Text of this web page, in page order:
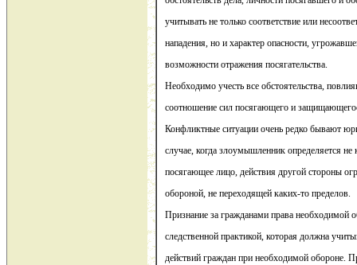
учитывать не только соответствие или
нападения, но и характер опасности,
возможности отражения посягательства.
Необходимо учесть все обстоятельства,
соотношение сил посягающего и
Конфликтные ситуации очень редко бывают
случае, когда злоумышленник определяется не
посягающее лицо, действия другой стороны
обороной, не переходящей каких-то пределов.
Признание за гражданами права необходимой
следственной практикой, которая должна
действий граждан при необходимой обороне.